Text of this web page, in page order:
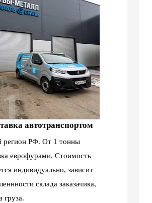
автотранспортом
регион РФ. От 1 тонны
еврофурами. Стоимость
индивидуально, зависит
склада заказачика,
груза.